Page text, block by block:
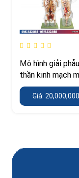
Mô hình giải phẫu
thần kinh mạch
thân trên
Giá: